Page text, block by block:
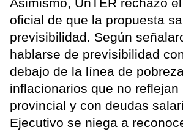
oficial de que la propuesta
previsibilidad. Según
hablarse de previsibilidad
debajo de la línea de
inflacionarios que no reflejan
provincial y con deudas
Ejecutivo se niega a